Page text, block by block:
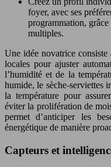
foyer, avec ses
programmation, grâce
multiples.
Une idée novatrice consiste
locales pour ajuster
l’humidité et de la
humide, le sèche-serviettes
la température pour
éviter la prolifération de
permet d’anticiper les
énergétique de manière
Capteurs et